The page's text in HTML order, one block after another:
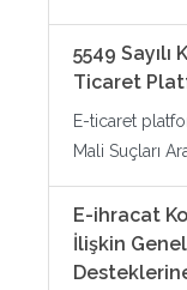
5549 Sayılı
Ticaret
E-ticaret
Mali Suçları
E-ihracat
İlişkin